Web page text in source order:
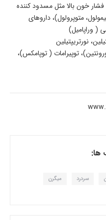
فشار خون بالا مثل مسدود کننده
متوپرولول)، داروهای
( وراپامیل)
نورتریپتیلین
توپیرامات ( توپامکس)،
ها:
سردرد میگرن